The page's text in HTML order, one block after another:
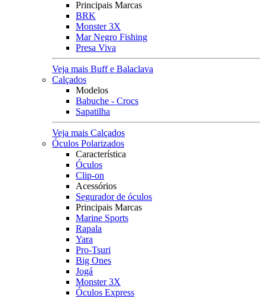
Principais Marcas
BRK
Monster 3X
Mar Negro Fishing
Presa Viva
Veja mais Buff e Balaclava
Calçados
Modelos
Babuche - Crocs
Sapatilha
Veja mais Calçados
Óculos Polarizados
Característica
Óculos
Clip-on
Acessórios
Segurador de óculos
Principais Marcas
Marine Sports
Rapala
Yara
Pro-Tsuri
Big Ones
Jogá
Monster 3X
Óculos Express